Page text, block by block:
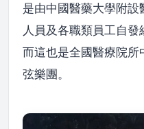
是由中國醫藥大學附
人員及各職類員工自發
而這也是全國醫療院所
弦樂團。